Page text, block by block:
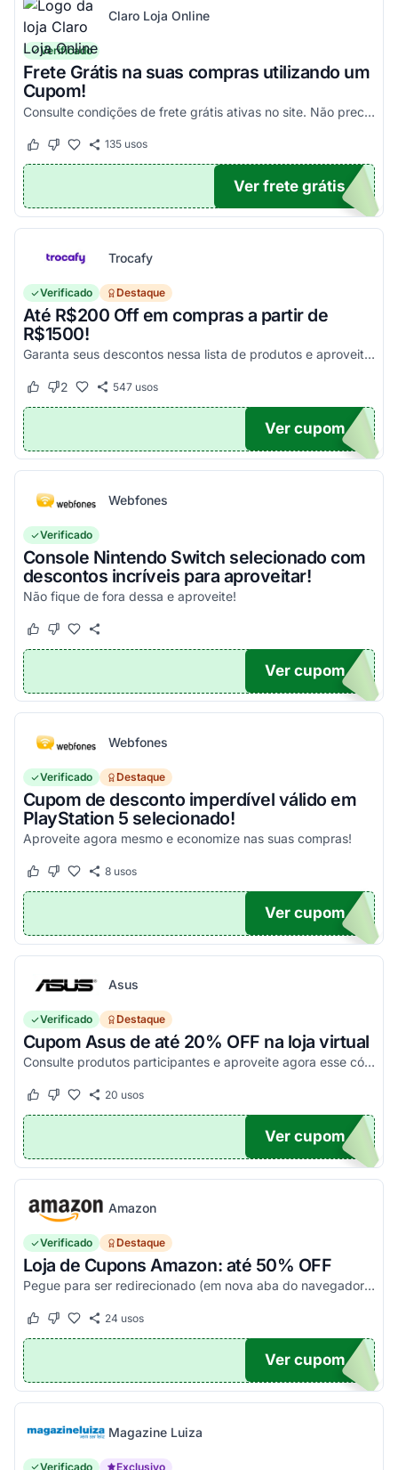
Claro Loja Online
Verificado
Frete Grátis na suas compras utilizando um
Cupom!
Consulte condições de frete grátis ativas no site. Não precisa aplicar código promocional Claro Loja!
Este cupom funcionou
Este cupom não funcionou
135usos
TICO
Ver frete grátis
Trocafy
Verificado Destaque
Até R$200 Off em compras a partir de
R$1500!
Garanta seus descontos nessa lista de produtos e aproveite para economizar agora mesmo! Válido para todo o site exceto em produtos com o selo "Estou Zerado"
Este cupom funcionou
Este cupom não funcionou
2 547usos
ONTO
Ver cupom
Webfones
Verificado
Console Nintendo Switch selecionado com
descontos incríveis para aproveitar!
Não fique de fora dessa e aproveite!
Este cupom funcionou
Este cupom não funcionou
O100
Ver cupom
Webfones
Verificado Destaque
Cupom de desconto imperdível válido em
PlayStation 5 selecionado!
Aproveite agora mesmo e economize nas suas compras!
Este cupom funcionou
Este cupom não funcionou
8usos
O100
Ver cupom
Asus
Verificado Destaque
Cupom Asus de até 20% OFF na loja virtual
Consulte produtos participantes e aproveite agora esse código promocional!
Este cupom funcionou
Este cupom não funcionou
20 usos
20
Ver cupom
Amazon
Verificado Destaque
Loja de Cupons Amazon: até 50% OFF
Pegue para ser redirecionado (em nova aba do navegador) e acesse todos os cupons disponíveis da Amazon Brasil. Aproveite para economizar nesse link. Corra e garanta já o seu descon...
Este cupom funcionou
Este cupom não funcionou
24 usos
TICO
Ver cupom
Magazine Luiza
Verificado Exclusivo